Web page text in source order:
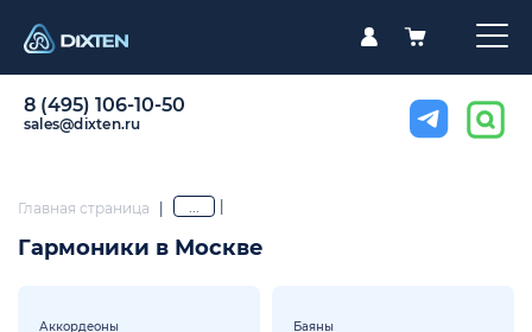
8 (495) 106-10-50
sales@dixten.ru
Главная страница | ...
Гармоники в Москве
Аккордеоны Баяны